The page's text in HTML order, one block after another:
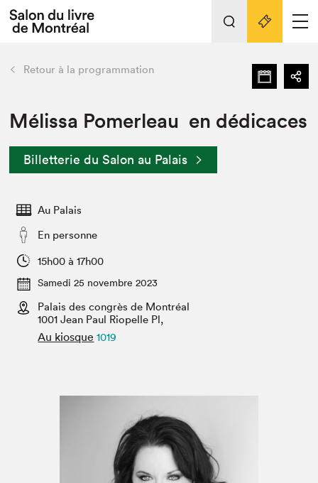
Espace exposant⋅e⋅s
Espace enseignant·e·s
Espace médias
L'événement
Préparer sa visite au Salon
Actualités
SLM PRO
retour Nos activités
Préparer sa visite
Salon dans la ville et en ligne
Projets partenaires
Liens pratiques
Retour à la programmation
Mélissa Pomerleau en dédicaces
Billetterie du Salon au Palais
Au Palais
En personne
15h00 à 17h00
Samedi 25 novembre 2023
Palais des congrès de Montréal
1001 Jean Paul Riopelle Pl,
Au kiosque 1019